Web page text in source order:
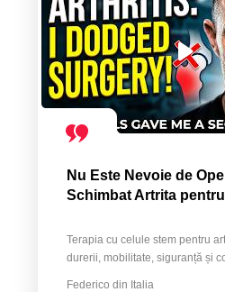
Nu Este Nevoie de
Schimbat Artrita
Terapia cu celule stem pentru
durerii, mobilitate, siguranță și
Federico din Italia